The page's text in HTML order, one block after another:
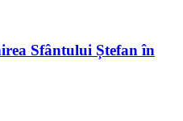
Sfântului Ștefan în